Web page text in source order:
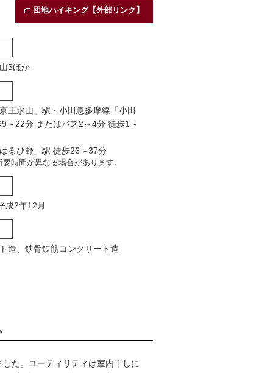
団地ハイキング【外部リンク】
3ほか
王永山」駅・小田急多摩線「小田
～22分 またはバス2～4分 徒歩1～
るひ野」駅 徒歩26～37分
時間が異なる場合があります。
成2年12月
造、鉄骨鉄筋コンクリート造
た。ユーティリティは室内干しに